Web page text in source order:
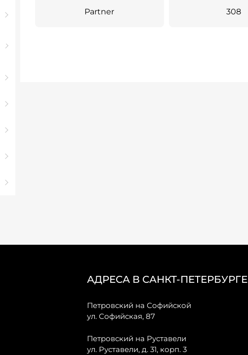
Partner 308
АДРЕСА В САНКТ-ПЕТЕРБУРГЕ
Петровский на Софийской
ул. Софийская, 87
Петровский на Руставели
ул. Руставели, д. 31, корп. 3